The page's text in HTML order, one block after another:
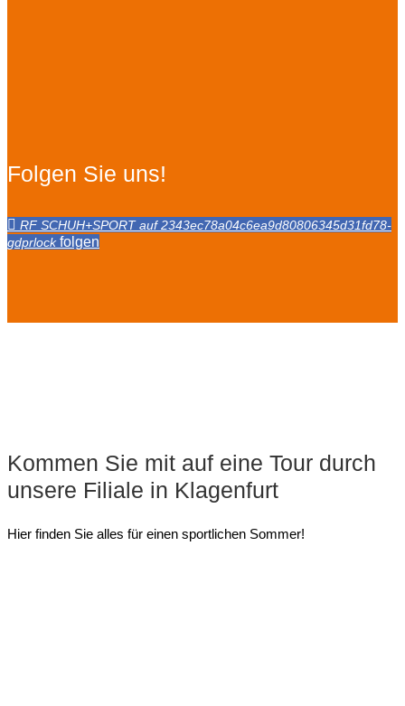
Folgen Sie uns!
folgen
Kommen Sie mit auf eine Tour durch
unsere Filiale in Klagenfurt
Hier finden Sie alles für einen sportlichen Sommer!